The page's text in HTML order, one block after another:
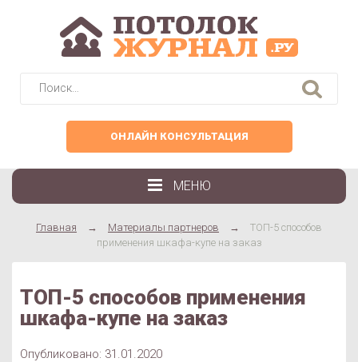
Найти:
ОНЛАЙН КОНСУЛЬТАЦИЯ
МЕНЮ
Главная → Материалы партнеров →
ТОП-5 способов
применения шкафа-купе на заказ
ТОП-5 способов применения
шкафа-купе на заказ
Опубликовано: 31.01.2020